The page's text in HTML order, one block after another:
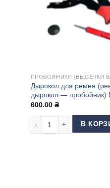
ПРОБОЙНИКИ (ВЫСЕЧКИ
Дырокол для ремня
дырокол — пробойник)
600.00 ₴
Количество товара
В